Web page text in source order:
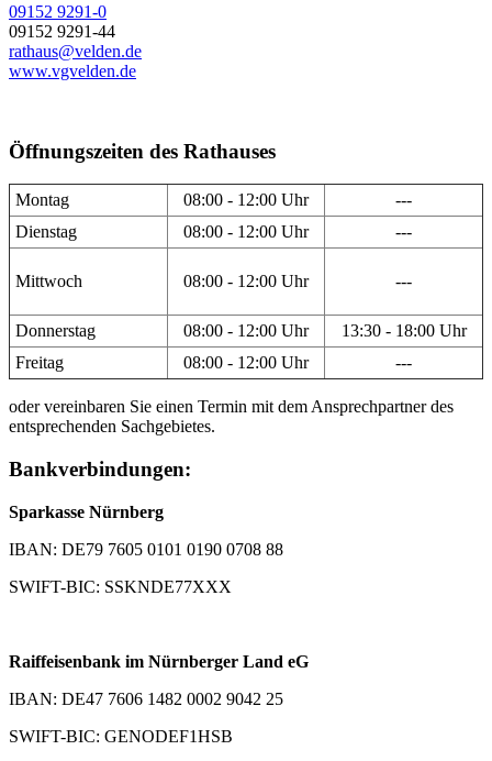
09152 9291-0
09152 9291-44
rathaus@velden.de
www.vgvelden.de
Öffnungszeiten des Rathauses
Montag 08:00 - 12:00 Uhr
---
Dienstag
08:00 - 12:00 Uhr ---
Mittwoch 08:00 - 12:00 Uhr ---
Donnerstag 08:00 - 12:00 Uhr
13:30 - 18:00 Uhr
Freitag
08:00 - 12:00 Uhr ---
oder vereinbaren Sie einen Termin mit dem Ansprechpartner des
entsprechenden Sachgebietes.
Bankverbindungen:
Sparkasse Nürnberg
IBAN: DE79 7605 0101 0190 0708 88
SWIFT-BIC: SSKNDE77XXX
Raiffeisenbank im Nürnberger Land eG
IBAN: DE47 7606 1482 0002 9042 25
SWIFT-BIC: GENODEF1HSB